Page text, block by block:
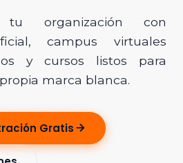
tu organización con
campus virtuales
y cursos listos para
marca blanca.
Gratis